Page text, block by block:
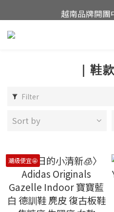
這裡現貨
越南品牌開團
帽控注意帽
｜鞋
Filter
Sort by
潮級便宜🤩